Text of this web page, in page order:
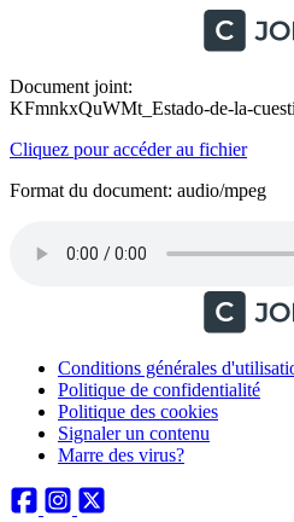
Document joint:
KFmnkxQuWMt_Estado-de-la-
Cliquez pour accéder au fichier
Format du document: audio/mpeg
Conditions générales
Politique de confidentialité
Politique des cookies
Signaler un contenu
Marre des virus?